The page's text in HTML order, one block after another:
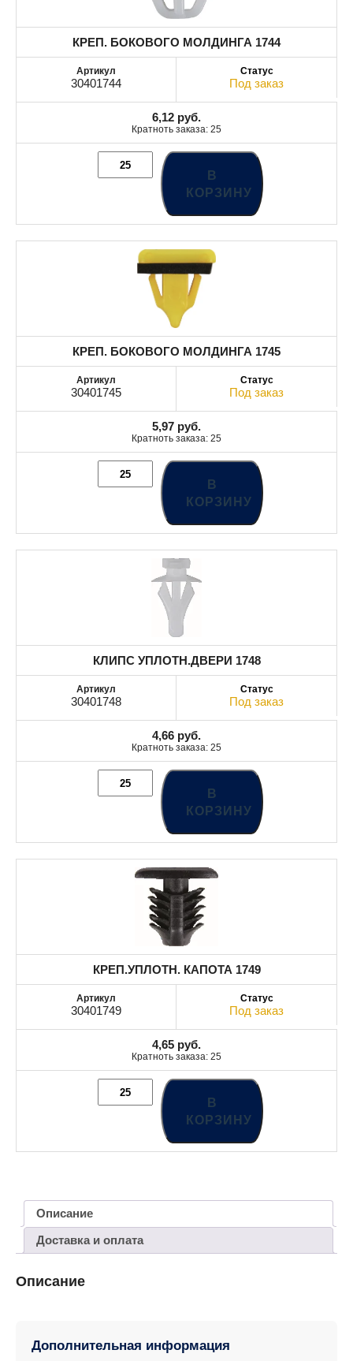
КРЕП. БОКОВОГО МОЛДИНГА 1744
30401744 Под заказ
6,12 руб.
Кратноть заказа: 25
В
КОРЗИНУ
КРЕП. БОКОВОГО МОЛДИНГА 1745
30401745 Под заказ
5,97 руб.
Кратноть заказа: 25
В
КОРЗИНУ
КЛИПС УПЛОТН.ДВЕРИ 1748
30401748 Под заказ
4,66 руб.
Кратноть заказа: 25
В
КОРЗИНУ
КРЕП.УПЛОТН. КАПОТА 1749
30401749 Под заказ
4,65 руб.
Кратноть заказа: 25
В
КОРЗИНУ
Описание
Доставка и оплата
Описание
Дополнительная информация